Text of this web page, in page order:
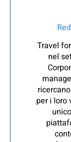
Travel
nel
per i loro